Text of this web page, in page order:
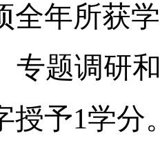
全年所获
题调研
授予1学